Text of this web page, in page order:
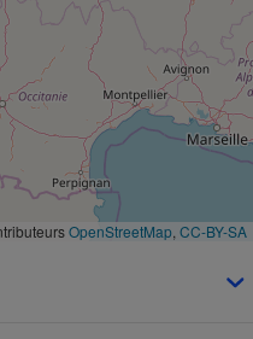
OpenStreetMap CC-BY-SA
Complément
alimentaire
Assurance emprunteur
Banque
Petit électroménager -
Matelas
Mutuelle